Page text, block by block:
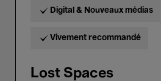
Digital & Nouveaux médias
Vivement recommandé
Lost Spaces